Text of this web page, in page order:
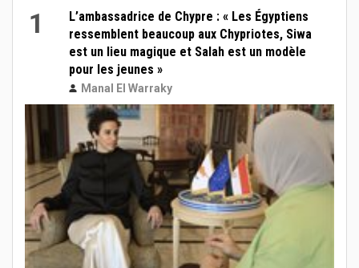
1
L’ambassadrice de Chypre : « Les Égyptiens
ressemblent beaucoup aux Chypriotes, Siwa
est un lieu magique et Salah est un modèle
pour les jeunes »
Manal El Warraky